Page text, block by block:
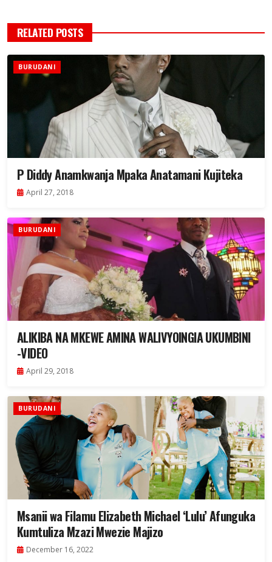
RELATED POSTS
BURUDANI
P Diddy Anamkwanja Mpaka Anatamani Kujiteka
April 27, 2018
BURUDANI
ALIKIBA NA MKEWE AMINA WALIVYOINGIA UKUMBINI
-VIDEO
April 29, 2018
BURUDANI
Msanii wa Filamu Elizabeth Michael ‘Lulu’ Afunguka
Kumtuliza Mzazi Mwezie Majizo
December 16, 2022